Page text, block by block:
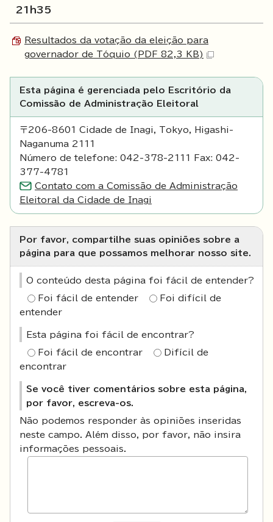
21h35
Resultados da votação da eleição para
governador de Tóquio (PDF 82,3 KB)
Esta página é gerenciada pelo Escritório da
Comissão de Administração Eleitoral
〒206-8601 Cidade de Inagi, Tokyo, Higashi-
Naganuma 2111
Número de telefone: 042-378-2111 Fax: 042-
377-4781
Contato com a Comissão de Administração
Eleitoral da Cidade de Inagi
Por favor, compartilhe suas opiniões sobre a
página para que possamos melhorar nosso site.
O conteúdo desta página foi fácil de entender?
Foi fácil de entender
Foi difícil de
entender
Esta página foi fácil de encontrar?
Foi fácil de encontrar
Difícil de
encontrar
Se você tiver comentários sobre esta página,
por favor, escreva-os.
Não podemos responder às opiniões inseridas
neste campo. Além disso, por favor, não insira
informações pessoais.